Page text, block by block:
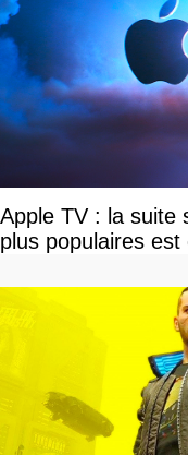
Apple TV : la suite
plus populaires est